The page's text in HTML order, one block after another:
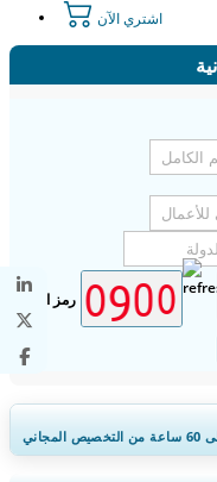
اشتري الآن
رمز الأمان
ساعةمن التخصيص المجاني